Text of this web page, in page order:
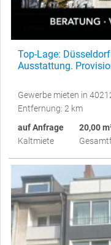
Top-Lage:
Ausstattung.
Gewerbe mieten in
Entfernung: 2 km
auf Anfrage
Kaltmiete
20,00